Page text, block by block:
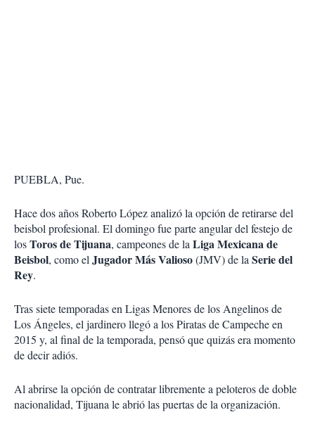
PUEBLA, Pue.
Hace dos años Roberto López analizó la opción de retirarse del
beisbol profesional. El domingo fue parte angular del festejo de
losToros de Tijuana, campeones de laLiga Mexicana de
Beisbol, como elJugador Más Valioso(JMV) de laSerie del
Rey.
Tras siete temporadas en Ligas Menores de los Angelinos de
Los Ángeles, el jardinero llegó a los Piratas de Campeche en
2015 y, al final de la temporada, pensó que quizás era momento
de decir adiós.
Al abrirse la opción de contratar libremente a peloteros de doble
nacionalidad, Tijuana le abrió las puertas de la organización.